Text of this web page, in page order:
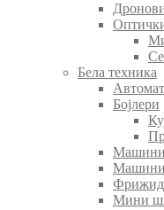
Бела техника
Бојлери
Машини
Машини
Мини